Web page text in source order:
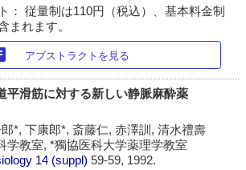
： 従量制は110円（税込）、基本料金制
まれます。
アブストラクトを見る
平滑筋に対する新しい静脈麻酔薬
*, 下康郎*, 斎藤仁, 赤澤訓, 清水禮壽
学教室, *獨協医科大学薬理学教室
14 (suppl)59-59, 1992.